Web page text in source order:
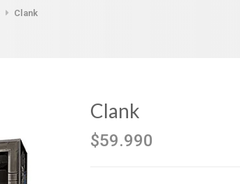
Clank
Clank
$59.990